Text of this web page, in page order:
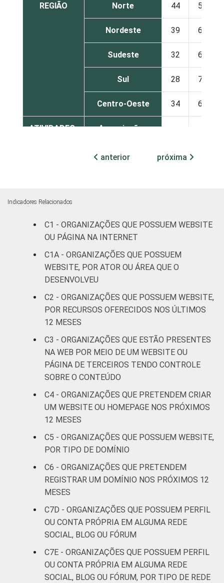
REGIÃO Norte 44 54
Nordeste 39 60
Sudeste 32 67
Sul 28 71
Centro-Oeste 34 66
ATIVIDADES-
Associações
profissionais e
Educação e
pesquisa
Desenvolvimento
Religião 29 70
Saúde e
assistência
42
Outros
Fonte: CGI.br/NIC.br, Centro Regional de
Estudos para o Desenvolvimento da
Sociedade da Informação (Cetic.br),
Pesquisa sobre o uso das Tecnologias de
sem fins lucrativos brasileiras - TIC
Organizações Sem Fins Lucrativos 2016
anterior próxima
Indicadores Relacionados
C1 - ORGANIZAÇÕES QUE POSSUEM WEBSITE
OU PÁGINA NA INTERNET
C1A - ORGANIZAÇÕES QUE POSSUEM
WEBSITE, POR ATOR OU ÁREA QUE O
DESENVOLVEU
C2 - ORGANIZAÇÕES QUE POSSUEM WEBSITE,
POR RECURSOS OFERECIDOS NOS ÚLTIMOS
12 MESES
C3 - ORGANIZAÇÕES QUE ESTÃO PRESENTES
NA WEB POR MEIO DE UM WEBSITE OU
PÁGINA DE TERCEIROS TENDO CONTROLE
SOBRE O CONTEÚDO
C4 - ORGANIZAÇÕES QUE PRETENDEM CRIAR
UM WEBSITE OU HOMEPAGE NOS PRÓXIMOS
12 MESES
C5 - ORGANIZAÇÕES QUE POSSUEM WEBSITE,
POR TIPO DE DOMÍNIO
C6 - ORGANIZAÇÕES QUE PRETENDEM
REGISTRAR UM DOMÍNIO NOS PRÓXIMOS 12
MESES
C7D - ORGANIZAÇÕES QUE POSSUEM PERFIL
OU CONTA PRÓPRIA EM ALGUMA REDE
SOCIAL, BLOG OU FÓRUM
C7E - ORGANIZAÇÕES QUE POSSUEM PERFIL
OU CONTA PRÓPRIA EM ALGUMA REDE
SOCIAL, BLOG OU FÓRUM, POR TIPO DE REDE